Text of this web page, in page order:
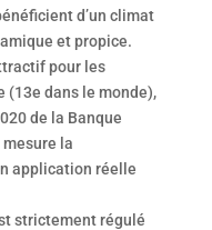
d’un climat
et propice.
pour les
(13e dans le monde),
de la Banque
la
application réelle
strictement régulé